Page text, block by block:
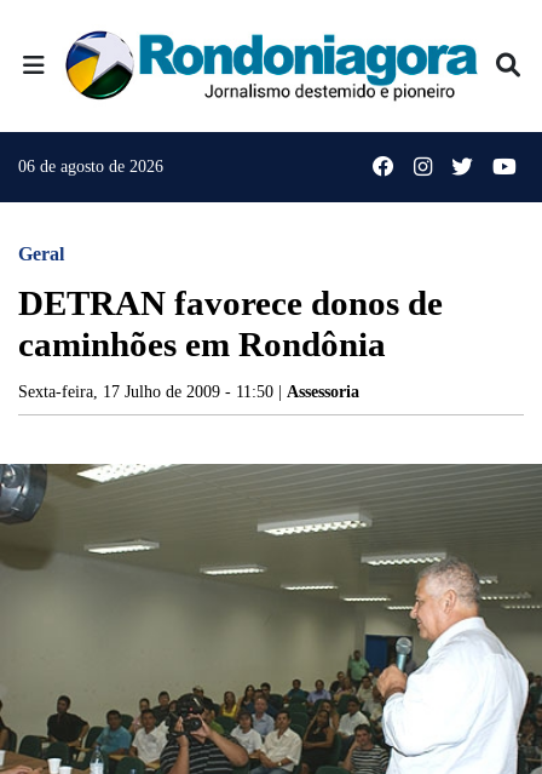
06 de agosto de 2026
Geral
DETRAN favorece donos de
caminhões em Rondônia
Sexta-feira, 17 Julho de 2009 - 11:50 | Assessoria